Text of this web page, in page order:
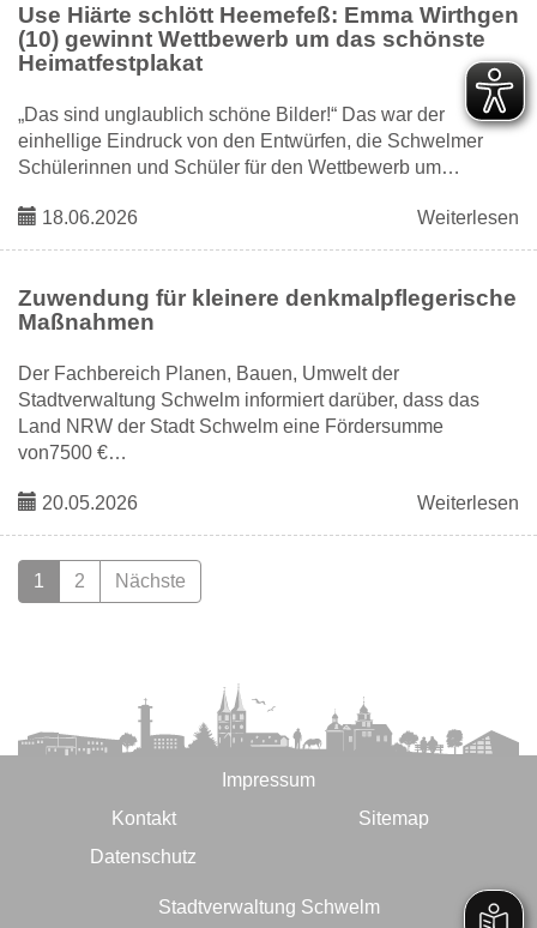
Use Hiärte schlött Heemefeß: Emma Wirthgen
(10) gewinnt Wettbewerb um das schönste
Heimatfestplakat
„Das sind unglaublich schöne Bilder!“ Das war der
einhellige Eindruck von den Entwürfen, die Schwelmer
Schülerinnen und Schüler für den Wettbewerb um…
18.06.2026 Weiterlesen
Zuwendung für kleinere denkmalpflegerische
Maßnahmen
Der Fachbereich Planen, Bauen, Umwelt der
Stadtverwaltung Schwelm informiert darüber, dass das
Land NRW der Stadt Schwelm eine Fördersumme
von7500 €…
20.05.2026 Weiterlesen
1 2 Nächste
Impressum
Kontakt
Sitemap
Datenschutz
Stadtverwaltung Schwelm